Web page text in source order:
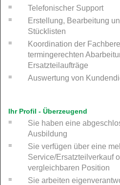
Telefonischer Support
Erstellung, Bearbeitung
Stücklisten
Koordination der
termingerechten
Ersatzteilaufträge
Auswertung von
Ihr Profil - Überzeugend
Sie haben eine
Ausbildung
Sie verfügen über eine
Service/Ersatzteilverkauf
vergleichbaren Position
Sie arbeiten